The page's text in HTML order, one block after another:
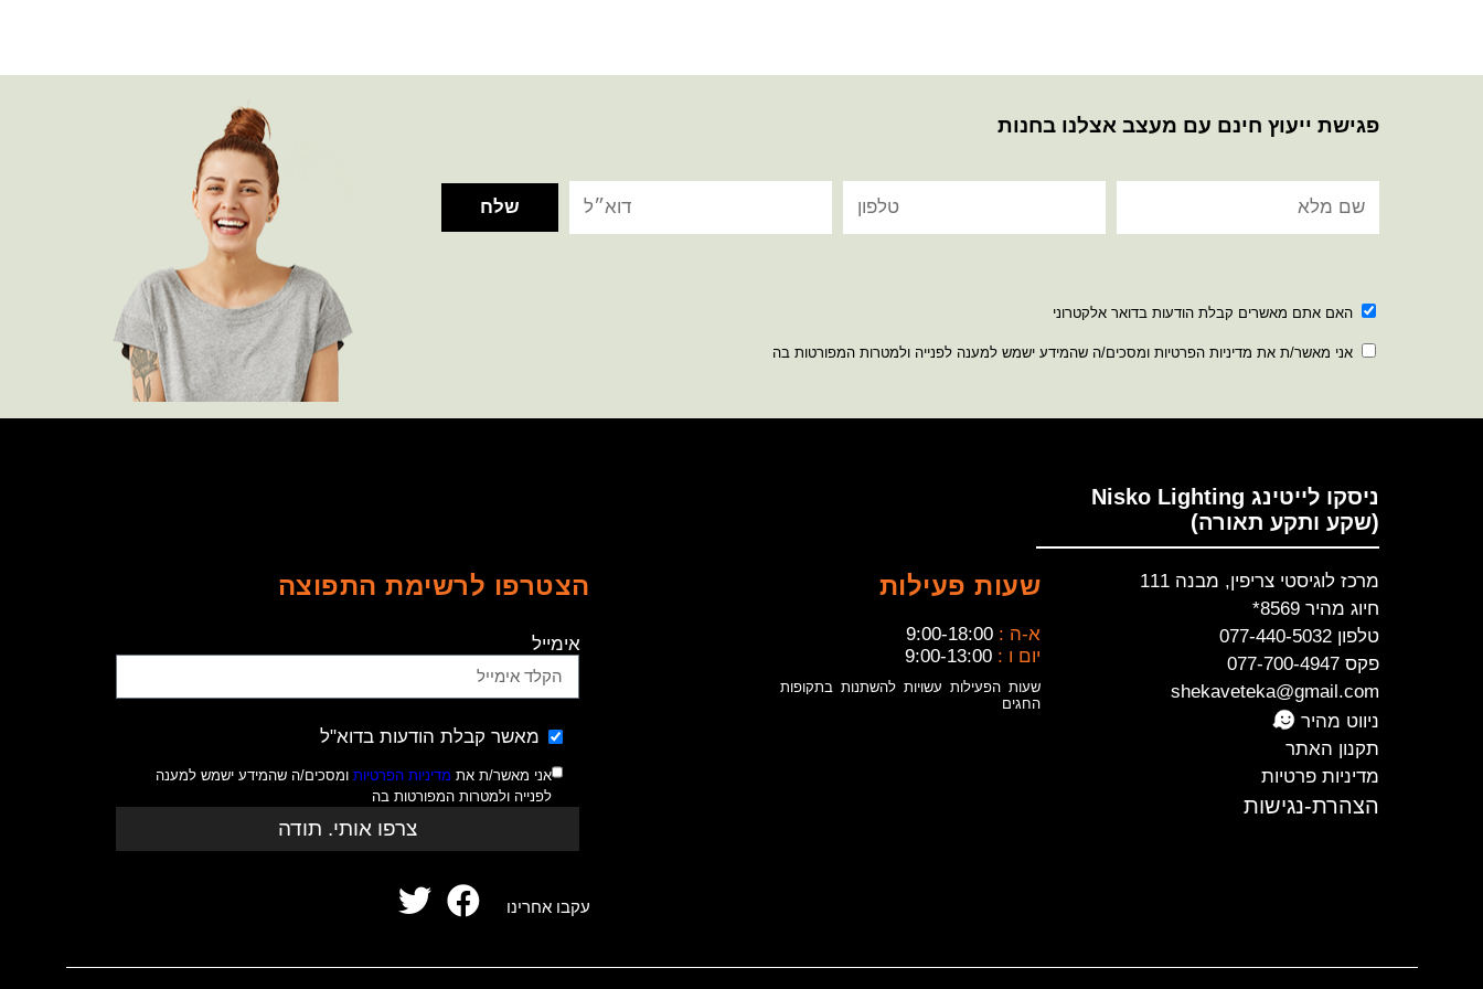
פגישת ייעוץ חינם עם מעצב אצלנו בחנות
האם אתם מאשרים קבלת הודעות בדואר אלקטרוני
אני מאשר/ת את מדיניות הפרטיות ומסכים/ה שהמידע ישמש למענה לפנייה ולמטרות המפורטות בה
ניסקו לייטינג Nisko Lighting
(שקע ותקע תאורה)
מרכז לוגיסטי צריפין, מבנה 111
חיוג מהיר 8569*
טלפון 077-440-5032
פקס 077-700-4947
shekaveteka@gmail.com
ניווט מהיר
תקנון האתר
מדיניות פרטיות
הצהרת-נגישות
שעות פעילות
א-ה : 9:00-18:00
יום ו : 9:00-13:00
שעות הפעילות עשויות להשתנות בתקופות
החגים
הצטרפו לרשימת התפוצה
אימייל
מאשר קבלת הודעות בדוא"ל
אני מאשר/ת את מדיניות הפרטיותומסכים/ה שהמידע ישמש למענה
לפנייה ולמטרות המפורטות בה
צרפו אותי. תודה
עקבו אחרינו